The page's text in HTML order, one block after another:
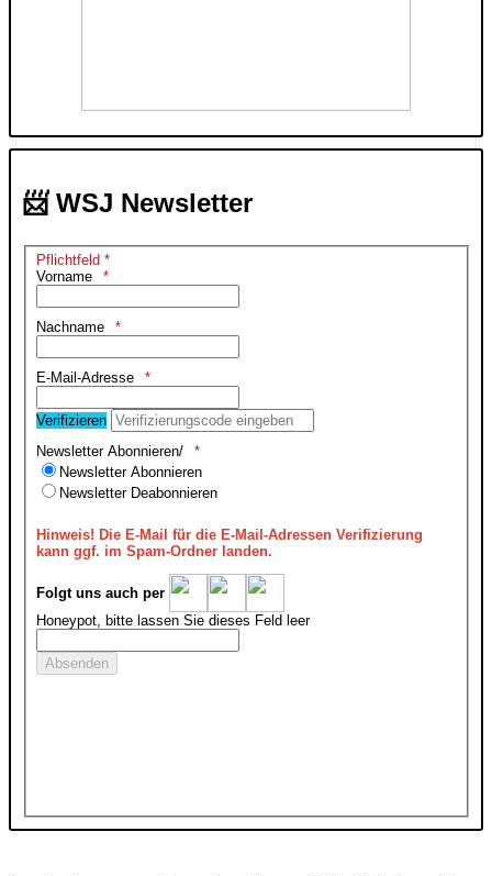
📨 WSJ Newsletter
Pflichtfeld *
Vorname
Nachname
E-Mail-Adresse
Verifizieren
Newsletter Abonnieren/
Newsletter Abonnieren
Newsletter Deabonnieren
Hinweis! Die E-Mail für die E-Mail-Adressen Verifizierung
kann ggf. im Spam-Ordner landen.
Folgt uns auch per
Honeypot, bitte lassen Sie dieses Feld leer